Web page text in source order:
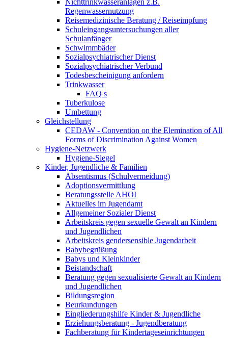
Nichttrinkwasseranlagen z.B.
Regenwassernutzung
Reisemedizinische Beratung / Reiseimpfung
Schuleingangsuntersuchungen aller
Schulanfänger
Schwimmbäder
Sozialpsychiatrischer Dienst
Sozialpsychiatrischer Verbund
Todesbescheinigung anfordern
Trinkwasser
FAQ s
Tuberkulose
Umbettung
Gleichstellung
CEDAW - Convention on the Elemination of All
Forms of Discrimination Against Women
Hygiene-Netzwerk
Hygiene-Siegel
Kinder, Jugendliche & Familien
Absentismus (Schulvermeidung)
Adoptionsvermittlung
Beratungsstelle AHOI
Aktuelles im Jugendamt
Allgemeiner Sozialer Dienst
Arbeitskreis gegen sexuelle Gewalt an Kindern
und Jugendlichen
Arbeitskreis gendersensible Jugendarbeit
Babybegrüßung
Babys und Kleinkinder
Beistandschaft
Beratung gegen sexualisierte Gewalt an Kindern
und Jugendlichen
Bildungsregion
Beurkundungen
Eingliederungshilfe Kinder & Jugendliche
Erziehungsberatung - Jugendberatung
Fachberatung für Kindertageseinrichtungen